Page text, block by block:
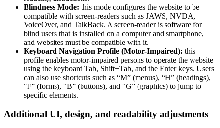
Blindness Mode: this mode configures the website to be
compatible with screen-readers such as JAWS, NVDA,
VoiceOver, and TalkBack. A screen-reader is software for
blind users that is installed on a computer and smartphone,
and websites must be compatible with it.
Keyboard Navigation Profile (Motor-Impaired): this
profile enables motor-impaired persons to operate the website
using the keyboard Tab, Shift+Tab, and the Enter keys. Users
can also use shortcuts such as “M” (menus), “H” (headings),
“F” (forms), “B” (buttons), and “G” (graphics) to jump to
specific elements.
Additional UI, design, and readability adjustments